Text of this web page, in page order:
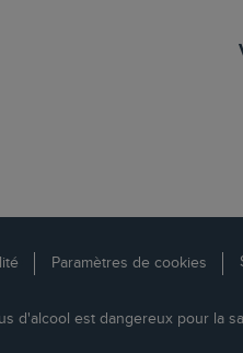
Paramètres de cookies
d'alcool est dangereux pour la